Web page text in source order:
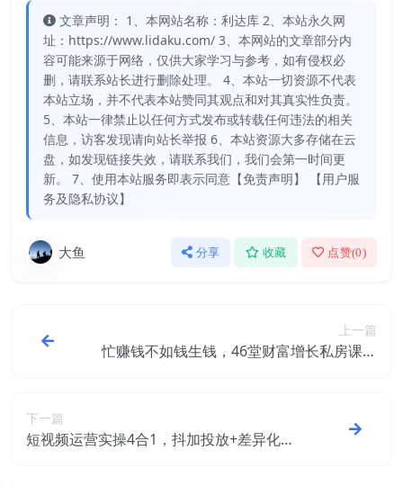
文章声明： 1、本网站名称：利达库 2、本站永久网
址：https://www.lidaku.com/ 3、本网站的文章部分内
容可能来源于网络，仅供大家学习与参考，如有侵权必
删，请联系站长进行删除处理。 4、本站一切资源不代表
本站立场，并不代表本站赞同其观点和对其真实性负责。
5、本站一律禁止以任何方式发布或转载任何违法的相关
信息，访客发现请向站长举报 6、本站资源大多存储在云
盘，如发现链接失效，请联系我们，我们会第一时间更
新。 7、使用本站服务即表示同意【免责声明】 【用户服
务及隐私协议】
大鱼 分享 收藏 点赞(0)
上一篇
忙赚钱不如钱生钱，46堂财富增长私房课：
下一篇
短视频运营实操4合1，抖加投放+差异化策